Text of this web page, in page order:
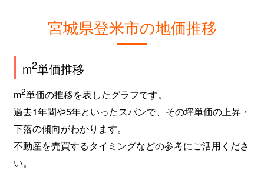
宮城県登米市の地価推移
m2単価推移
m2単価の推移を表したグラフです。
過去1年間や5年といったスパンで、その坪単価の上昇・
下落の傾向がわかります。
不動産を売買するタイミングなどの参考にご活用くださ
い。